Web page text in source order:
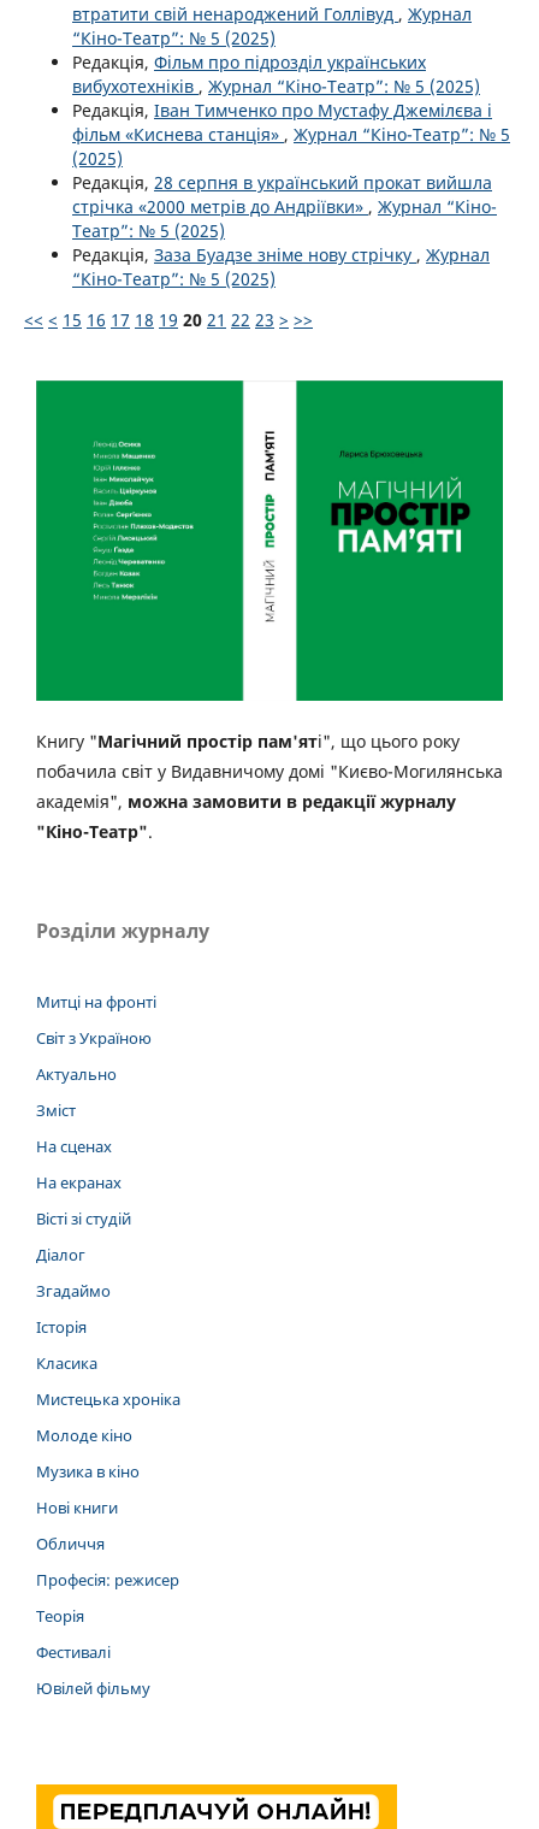
втратити свій ненароджений Голлівуд , Журнал
“Кіно-Театр”: № 5 (2025)
Редакція, Фільм про підрозділ українських
вибухотехніків , Журнал “Кіно-Театр”: № 5 (2025)
Редакція, Іван Тимченко про Мустафу Джемілєва і
фільм «Киснева станція» , Журнал “Кіно-Театр”: № 5
(2025)
Редакція, 28 серпня в український прокат вийшла
стрічка «2000 метрів до Андріївки» , Журнал “Кіно-
Театр”: № 5 (2025)
Редакція, Заза Буадзе зніме нову стрічку , Журнал
“Кіно-Театр”: № 5 (2025)
<< < 15 16 17 18 19 20 21 22 23 > >>
Книгу "Магічний простір пам'яті", що цього року
побачила світ у Видавничому домі "Києво-Могилянська
академія", можна замовити в редакції журналу
"Кіно-Театр".
Розділи журналу
Митці на фронті
Світ з Україною
Актуально
Зміст
На сценах
На екранах
Вісті зі студій
Діалог
Згадаймо
Історія
Класика
Мистецька хроніка
Молоде кіно
Музика в кіно
Нові книги
Обличчя
Професія: режисер
Теорія
Фестивалі
Ювілей фільму